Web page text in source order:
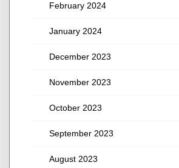
February 2024
January 2024
December 2023
November 2023
October 2023
September 2023
August 2023